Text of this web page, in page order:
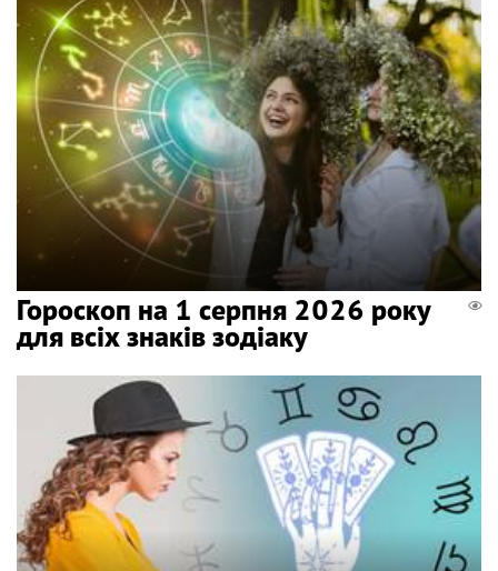
Гороскоп на 1 серпня 2026 року
для всіх знаків зодіаку